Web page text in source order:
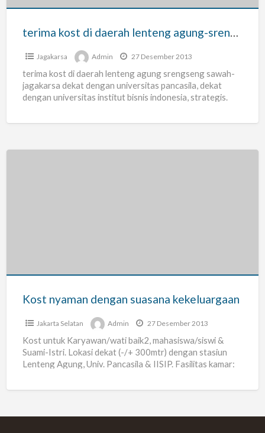
srengseng
terima kost di daerah lenteng agung-srengseng sawah
Jagakarsa Admin 27 Desember 2013
terima kost di daerah lenteng agung srengseng sawah-
jagakarsa dekat dengan universitas pancasila, dekat
dengan universitas institut bisnis indonesia, strategis.
Kost nyaman dengan suasana kekeluargaan
Jakarta Selatan Admin 27 Desember 2013
Kost untuk Karyawan/wati baik2, mahasiswa/siswi &
Suami-Istri. Lokasi dekat (-/+ 300mtr) dengan stasiun
Lenteng Agung, Univ. Pancasila & IISIP. Fasilitas kamar: